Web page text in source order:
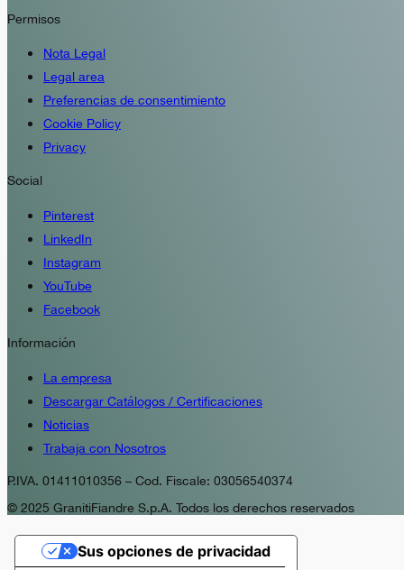
Permisos
Nota Legal
Legal area
Preferencias de consentimiento
Cookie Policy
Privacy
Social
Pinterest
LinkedIn
Instagram
YouTube
Facebook
Información
La empresa
Descargar Catálogos / Certificaciones
Noticias
Trabaja con Nosotros
P.IVA. 01411010356 – Cod. Fiscale: 03056540374
© 2025 GranitiFiandre S.p.A. Todos los derechos reservados
Sus opciones de privacidad